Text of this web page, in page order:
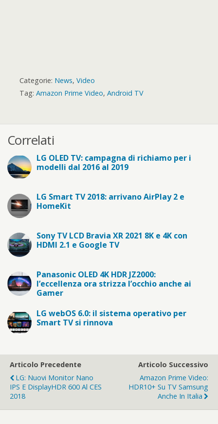
Categorie: News, Video
Tag: Amazon Prime Video, Android TV
Correlati
LG OLED TV: campagna di richiamo per i
modelli dal 2016 al 2019
LG Smart TV 2018: arrivano AirPlay 2 e
HomeKit
Sony TV LCD Bravia XR 2021 8K e 4K con
HDMI 2.1 e Google TV
Panasonic OLED 4K HDR JZ2000:
l’eccellenza ora strizza l’occhio anche ai
Gamer
LG webOS 6.0: il sistema operativo per
Smart TV si rinnova
Articolo Precedente
LG: Nuovi Monitor Nano
IPS E DisplayHDR 600 Al CES
2018
Articolo Successivo
Amazon Prime Video:
HDR10+ Su TV Samsung
Anche In Italia